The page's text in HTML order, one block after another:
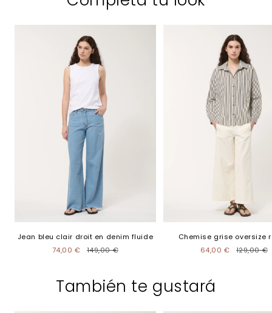
Jean bleu clair droit en denim fluide
74,00 €
149,00 €
Chemise grise oversize
64,00 €
129,00 €
También te gustará